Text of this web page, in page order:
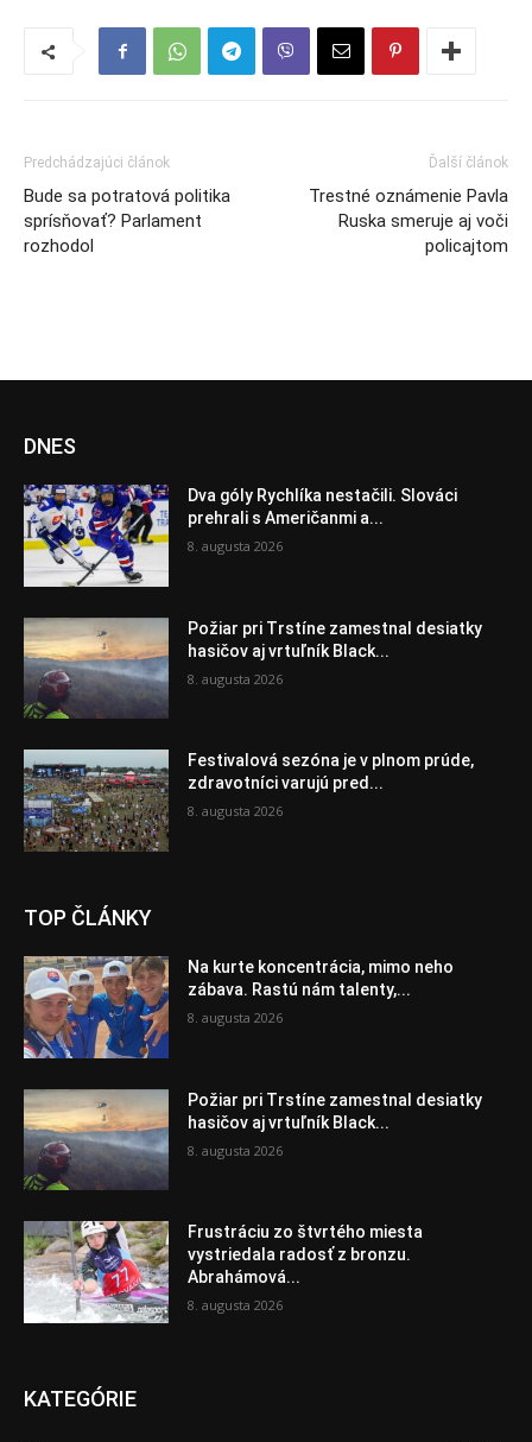
Predchádzajúci článok
Bude sa potratová politika
sprísňovať? Parlament
rozhodol
Ďalší článok
Trestné oznámenie Pavla
Ruska smeruje aj voči
policajtom
DNES
Dva góly Rychlíka nestačili. Slováci
prehrali s Američanmi a...
8. augusta 2026
Požiar pri Trstíne zamestnal desiatky
hasičov aj vrtuľník Black...
8. augusta 2026
Festivalová sezóna je v plnom prúde,
zdravotníci varujú pred...
8. augusta 2026
TOP ČLÁNKY
Na kurte koncentrácia, mimo neho
zábava. Rastú nám talenty,...
8. augusta 2026
Požiar pri Trstíne zamestnal desiatky
hasičov aj vrtuľník Black...
8. augusta 2026
Frustráciu zo štvrtého miesta
vystriedala radosť z bronzu.
Abrahámová...
8. augusta 2026
KATEGÓRIE